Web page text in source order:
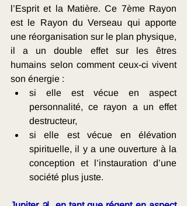
l’Esprit et la Matière. Ce 7ème Rayon
est le Rayon du Verseau qui apporte
une réorganisation sur le plan physique,
il a un double effet sur les êtres
humains selon comment ceux-ci vivent
son énergie :
si elle est vécue en aspect
personnalité, ce rayon a un effet
destructeur,
si elle est vécue en élévation
spirituelle, il y a une ouverture à la
conception et l’instauration d’une
société plus juste.